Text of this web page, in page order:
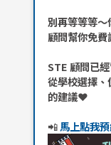
別再等等等
顧問幫你免費
STE 顧問已
從學校選擇
的建議❤️
📲馬上點我